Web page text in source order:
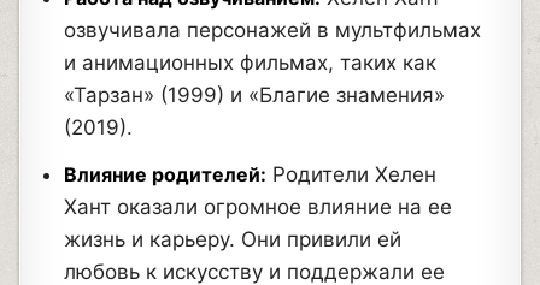
озвучивала персонажей в мультфильмах
и анимационных фильмах, таких как
«Тарзан» (1999) и «Благие знамения»
(2019).
Влияние родителей: Родители Хелен
Хант оказали огромное влияние на ее
жизнь и карьеру. Они привили ей
любовь к искусству и поддержали ее